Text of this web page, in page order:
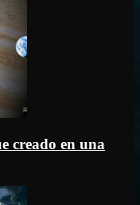
creado en una